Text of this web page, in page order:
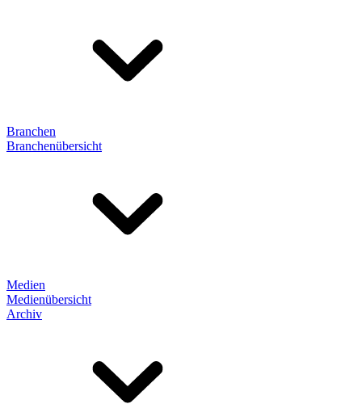
Branchen
Branchenübersicht
Medien
Medienübersicht
Archiv